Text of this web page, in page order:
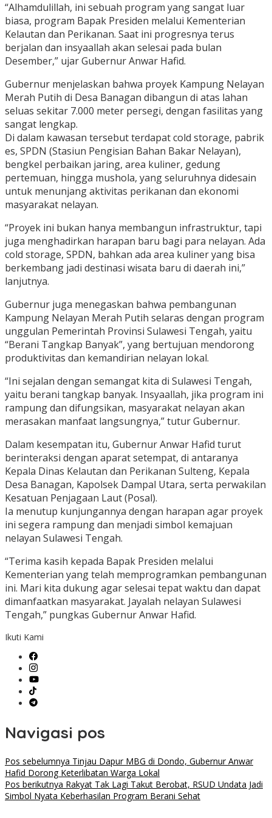
“Alhamdulillah, ini sebuah program yang sangat luar
biasa, program Bapak Presiden melalui Kementerian
Kelautan dan Perikanan. Saat ini progresnya terus
berjalan dan insyaallah akan selesai pada bulan
Desember,” ujar Gubernur Anwar Hafid.
Gubernur menjelaskan bahwa proyek Kampung Nelayan
Merah Putih di Desa Banagan dibangun di atas lahan
seluas sekitar 7.000 meter persegi, dengan fasilitas yang
sangat lengkap.
Di dalam kawasan tersebut terdapat cold storage, pabrik
es, SPDN (Stasiun Pengisian Bahan Bakar Nelayan),
bengkel perbaikan jaring, area kuliner, gedung
pertemuan, hingga mushola, yang seluruhnya didesain
untuk menunjang aktivitas perikanan dan ekonomi
masyarakat nelayan.
“Proyek ini bukan hanya membangun infrastruktur, tapi
juga menghadirkan harapan baru bagi para nelayan. Ada
cold storage, SPDN, bahkan ada area kuliner yang bisa
berkembang jadi destinasi wisata baru di daerah ini,”
lanjutnya.
Gubernur juga menegaskan bahwa pembangunan
Kampung Nelayan Merah Putih selaras dengan program
unggulan Pemerintah Provinsi Sulawesi Tengah, yaitu
“Berani Tangkap Banyak”, yang bertujuan mendorong
produktivitas dan kemandirian nelayan lokal.
“Ini sejalan dengan semangat kita di Sulawesi Tengah,
yaitu berani tangkap banyak. Insyaallah, jika program ini
rampung dan difungsikan, masyarakat nelayan akan
merasakan manfaat langsungnya,” tutur Gubernur.
Dalam kesempatan itu, Gubernur Anwar Hafid turut
berinteraksi dengan aparat setempat, di antaranya
Kepala Dinas Kelautan dan Perikanan Sulteng, Kepala
Desa Banagan, Kapolsek Dampal Utara, serta perwakilan
Kesatuan Penjagaan Laut (Posal).
Ia menutup kunjungannya dengan harapan agar proyek
ini segera rampung dan menjadi simbol kemajuan
nelayan Sulawesi Tengah.
“Terima kasih kepada Bapak Presiden melalui
Kementerian yang telah memprogramkan pembangunan
ini. Mari kita dukung agar selesai tepat waktu dan dapat
dimanfaatkan masyarakat. Jayalah nelayan Sulawesi
Tengah,” pungkas Gubernur Anwar Hafid.
Ikuti Kami
Navigasi pos
Pos sebelumnya Tinjau Dapur MBG di Dondo, Gubernur Anwar
Hafid Dorong Keterlibatan Warga Lokal
Pos berikutnya Rakyat Tak Lagi Takut Berobat, RSUD Undata Jadi
Simbol Nyata Keberhasilan Program Berani Sehat